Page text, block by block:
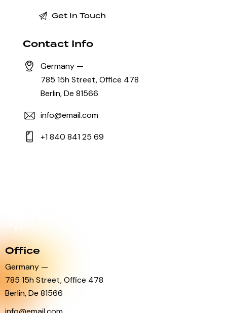
Contact Info
Germany —
785 15h Street, Office 478
Berlin, De 81566
info@email.com
+1 840 841 25 69
Office
Germany —
785 15h Street, Office 478
Berlin, De 81566